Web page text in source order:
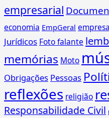
empresarial
economia EmpGeral empresa
Jurídicos Foto falante
memórias Moto
Obrigações Pessoas
reflexões religião
Responsabilidade Civil